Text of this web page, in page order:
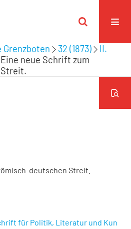
Grenzboten 32 (1873)
II.
Eine neue Schrift zum
deutschen Streit.
für Politik, Literatur und Kun